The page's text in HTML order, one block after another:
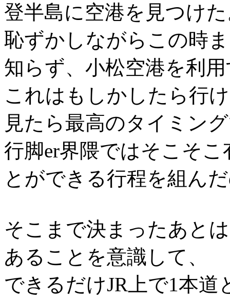
登半島に空港を見つけ
恥ずかしながらこの時
知らず、小松空港を利
これはもしかしたら行
見たら最高のタイミン
行脚er界隈ではそこそ
とができる行程を組ん
そこまで決まったあと
あることを意識して、
できるだけJR上で1本